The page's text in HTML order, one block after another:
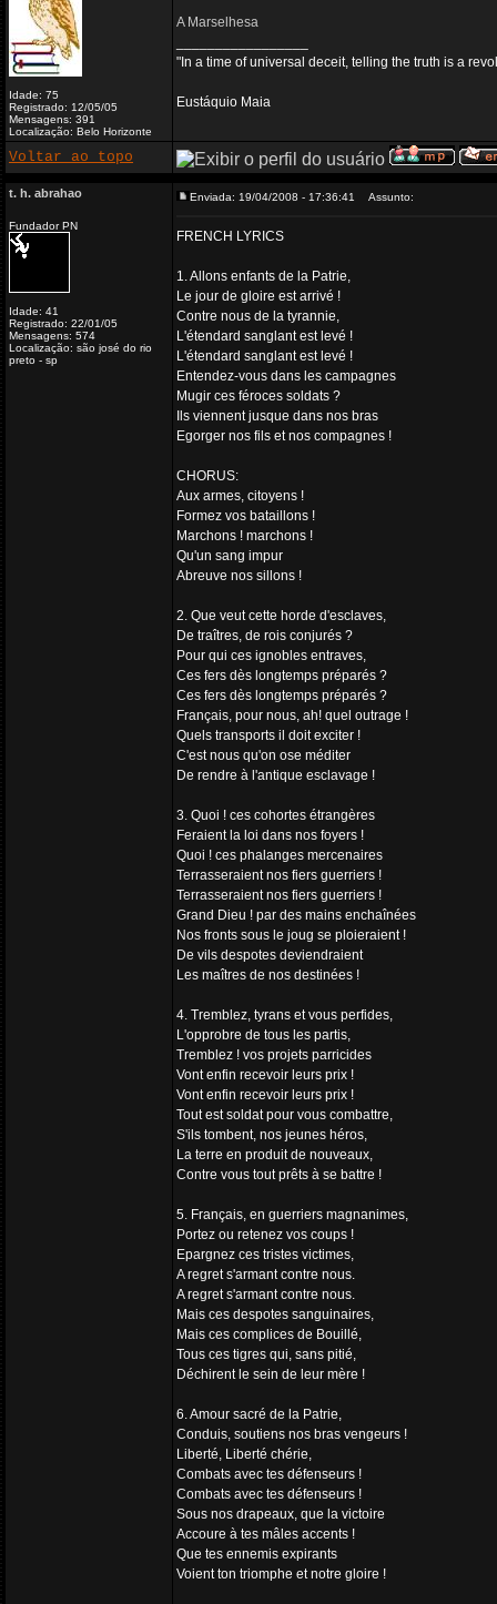
Idade: 75
Registrado: 12/05/05
Mensagens: 391
Localização: Belo Horizonte
A Marselhesa
"In a time of universal deceit, telling the truth is a
Eustáquio Maia
Voltar ao topo
t. h. abrahao
Fundador PN
Idade: 41
Registrado: 22/01/05
Mensagens: 574
Localização: são josé do rio
preto - sp
Enviada: 19/04/2008 - 17:36:41 Assunto:
FRENCH LYRICS
1. Allons enfants de la Patrie,
Le jour de gloire est arrivé !
Contre nous de la tyrannie,
L'étendard sanglant est levé !
L'étendard sanglant est levé !
Entendez-vous dans les campagnes
Mugir ces féroces soldats ?
Ils viennent jusque dans nos bras
Egorger nos fils et nos compagnes !
CHORUS:
Aux armes, citoyens !
Formez vos bataillons !
Marchons ! marchons !
Qu'un sang impur
Abreuve nos sillons !
2. Que veut cette horde d'esclaves,
De traîtres, de rois conjurés ?
Pour qui ces ignobles entraves,
Ces fers dès longtemps préparés ?
Ces fers dès longtemps préparés ?
Français, pour nous, ah! quel outrage !
Quels transports il doit exciter !
C'est nous qu'on ose méditer
De rendre à l'antique esclavage !
3. Quoi ! ces cohortes étrangères
Feraient la loi dans nos foyers !
Quoi ! ces phalanges mercenaires
Terrasseraient nos fiers guerriers !
Terrasseraient nos fiers guerriers !
Grand Dieu ! par des mains enchaînées
Nos fronts sous le joug se ploieraient !
De vils despotes deviendraient
Les maîtres de nos destinées !
4. Tremblez, tyrans et vous perfides,
L'opprobre de tous les partis,
Tremblez ! vos projets parricides
Vont enfin recevoir leurs prix !
Vont enfin recevoir leurs prix !
Tout est soldat pour vous combattre,
S'ils tombent, nos jeunes héros,
La terre en produit de nouveaux,
Contre vous tout prêts à se battre !
5. Français, en guerriers magnanimes,
Portez ou retenez vos coups !
Epargnez ces tristes victimes,
A regret s'armant contre nous.
A regret s'armant contre nous.
Mais ces despotes sanguinaires,
Mais ces complices de Bouillé,
Tous ces tigres qui, sans pitié,
Déchirent le sein de leur mère !
6. Amour sacré de la Patrie,
Conduis, soutiens nos bras vengeurs !
Liberté, Liberté chérie,
Combats avec tes défenseurs !
Combats avec tes défenseurs !
Sous nos drapeaux, que la victoire
Accoure à tes mâles accents !
Que tes ennemis expirants
Voient ton triomphe et notre gloire !